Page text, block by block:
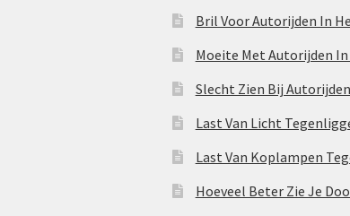
Bril Voor Autorijden In
Moeite Met Autorijden In
Slecht Zien Bij
Last Van Licht
Last Van Koplampen
Hoeveel Beter Zie Je